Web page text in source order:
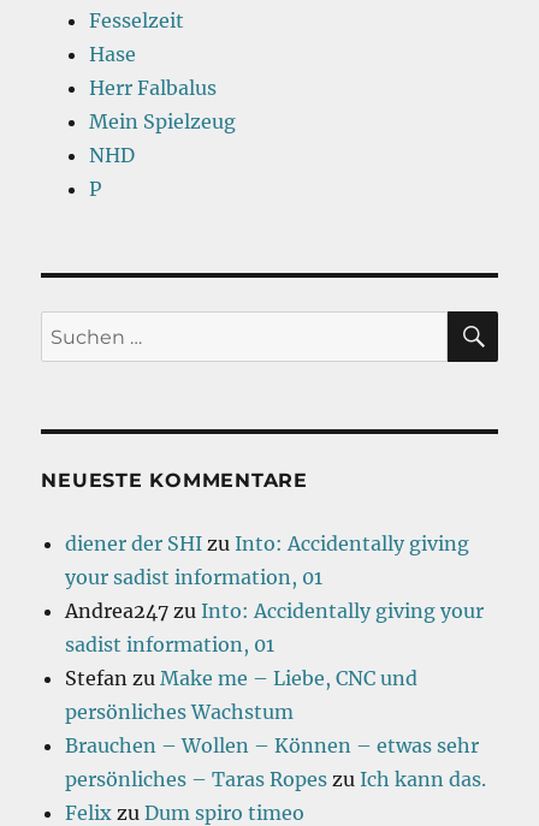
Fesselzeit
Hase
Herr Falbalus
Mein Spielzeug
NHD
P
Suchen
nach:
NEUESTE KOMMENTARE
diener der SHI zuInto: Accidentally giving
your sadist information, 01
Andrea247 zuInto: Accidentally giving your
sadist information, 01
Stefan zu Make me – Liebe, CNC und
persönliches Wachstum
Brauchen – Wollen – Können – etwas sehr
persönliches – Taras Ropes zuIch kann das.
Felix zuDum spiro timeo